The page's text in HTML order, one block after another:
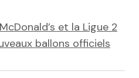
et la Ligue 2
ballons officiels